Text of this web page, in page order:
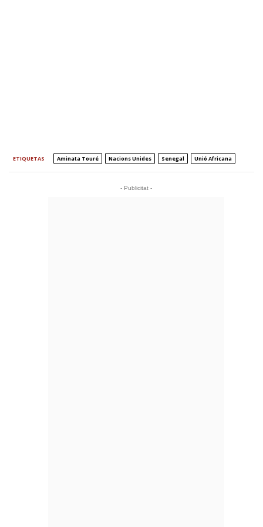
ETIQUETAS Aminata Touré Nacions Unides Senegal Unió Africana
- Publicitat -